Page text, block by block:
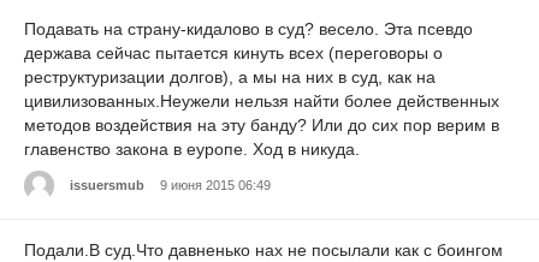
Подавать на страну-кидалово в суд? весело. Эта псевдо
держава сейчас пытается кинуть всех (переговоры о
реструктуризации долгов), а мы на них в суд, как на
цивилизованных.Неужели нельзя найти более действенных
методов воздействия на эту банду? Или до сих пор верим в
главенство закона в еуропе. Ход в никуда.
issuersmub 9 июня 2015 06:49
Подали.В суд.Что давненько нах не посылали как с боингом